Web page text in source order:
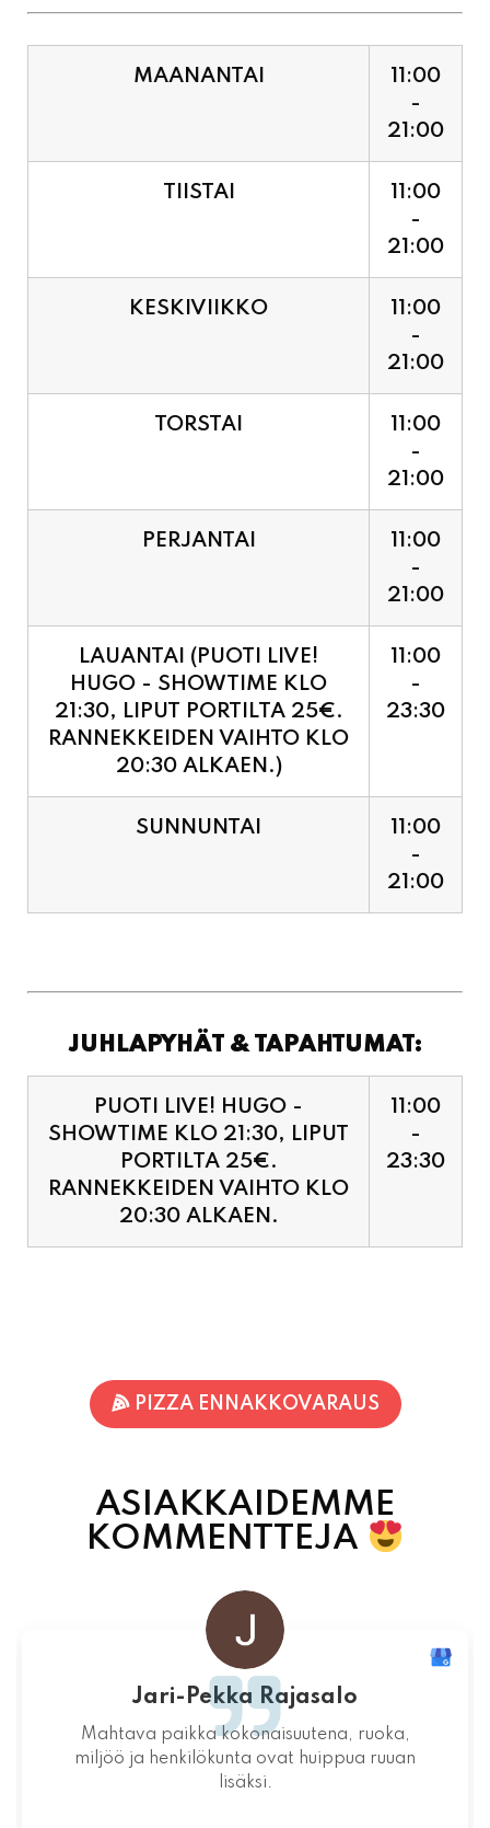
MAANANTAI
11:00
-
21:00
TIISTAI
11:00
-
21:00
KESKIVIIKKO
11:00
-
21:00
TORSTAI
11:00
-
21:00
PERJANTAI
11:00
-
21:00
LAUANTAI (PUOTI LIVE!
HUGO - SHOWTIME KLO
21:30, LIPUT PORTILTA 25€.
RANNEKKEIDEN VAIHTO KLO
20:30 ALKAEN.)
11:00
-
23:30
SUNNUNTAI
11:00
-
21:00
JUHLAPYHÄT & TAPAHTUMAT:
PUOTI LIVE! HUGO -
SHOWTIME KLO 21:30, LIPUT
PORTILTA 25€.
RANNEKKEIDEN VAIHTO KLO
20:30 ALKAEN.
11:00
-
23:30
PIZZA ENNAKKOVARAUS
ASIAKKAIDEMME
KOMMENTTEJA
Jari-Pekka Rajasalo
Mahtava paikka kokonaisuutena, ruoka,
miljöö ja henkilökunta ovat huippua ruuan
lisäksi.